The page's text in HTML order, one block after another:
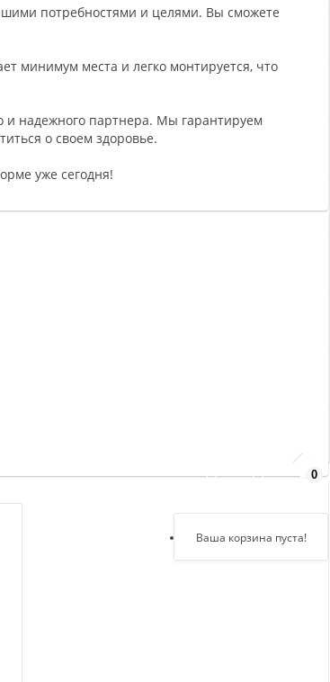
Здравствуйте,
0
Ваша корзина пуста!
потребностями и целями. Вы сможете
минимум места и легко монтируется, что
и надежного партнера. Мы гарантируем
о своем здоровье.
уже сегодня!